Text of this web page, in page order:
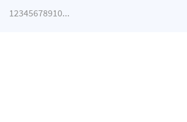
12345678910...